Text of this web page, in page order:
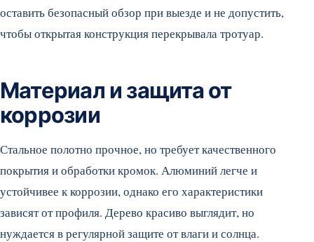
оставить безопасный обзор при выезде и не допустить,
чтобы открытая конструкция перекрывала тротуар.
Материал и защита от
коррозии
Стальное полотно прочное, но требует качественного
покрытия и обработки кромок. Алюминий легче и
устойчивее к коррозии, однако его характеристики
зависят от профиля. Дерево красиво выглядит, но
нуждается в регулярной защите от влаги и солнца.